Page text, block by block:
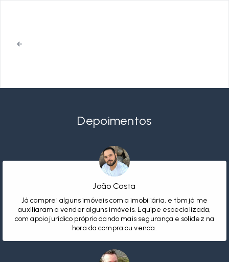
Depoimentos
João Costa
Já comprei alguns imóveis com a imobiliária, e tbm já me
auxiliaram a vender alguns imóveis. Equipe especializada,
com apoio jurídico próprio dando mais segurança e solidez na
hora da compra ou venda.